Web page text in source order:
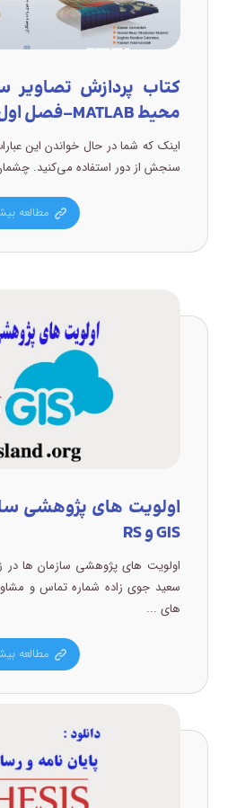
کتاب پردازش
محیط MATLAB-فصل اول
اینک که شما در حال خواندن این
سنجش ‌از دور استفاده می‌کنید.
مطالعه
اولویت های پژوهشی
GIS و RS
های ...
مطالعه